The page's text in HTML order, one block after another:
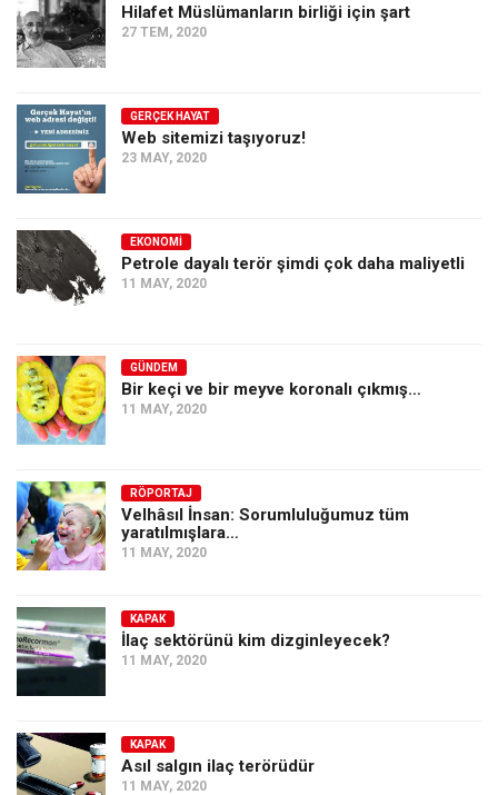
Asya
Amerika
Avustralya
Düşünce
Dosyalar
Hilafet Müslümanların birliği için şart
27 TEM, 2020
GERÇEK HAYAT
Web sitemizi taşıyoruz!
23 MAY, 2020
EKONOMI
Petrole dayalı terör şimdi çok daha maliyetli
11 MAY, 2020
GÜNDEM
Bir keçi ve bir meyve koronalı çıkmış…
11 MAY, 2020
RÖPORTAJ
Velhâsıl İnsan: Sorumluluğumuz tüm
yaratılmışlara…
11 MAY, 2020
KAPAK
İlaç sektörünü kim dizginleyecek?
11 MAY, 2020
KAPAK
Asıl salgın ilaç terörüdür
11 MAY, 2020